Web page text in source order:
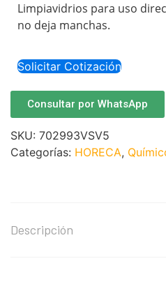
Limpiavidrios para uso
no deja manchas.
Solicitar Cotización
Consultar por WhatsApp
SKU: 702993VSV5
Categorías: HORECA,
Descripción